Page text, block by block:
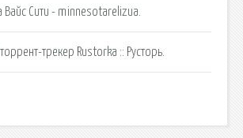
Вайс Сити - minnesotarelizua.
трекер Rustorka :: Русторь.